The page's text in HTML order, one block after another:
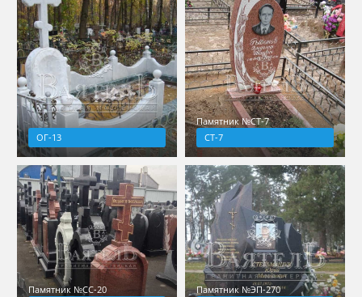
ОГ-13
Памятник №СТ-7
СТ-7
Памятник №СС-20
Памятник №ЭП-270